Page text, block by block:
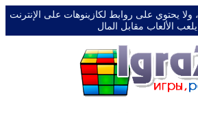
ولا يحتوي على روابط لكازينوهات على الإنترنت
يلعب الألعاب مقابل المال